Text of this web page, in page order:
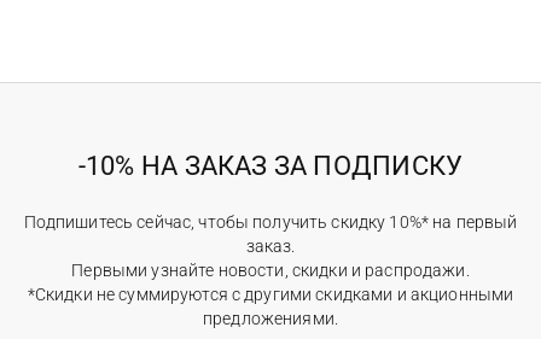
-10% НА ЗАКАЗ ЗА ПОДПИСКУ
Подпишитесь сейчас, чтобы получить скидку 10%* на первый
заказ.
Первыми узнайте новости, скидки и распродажи.
*Скидки не суммируются с другими скидками и акционными
предложениями.